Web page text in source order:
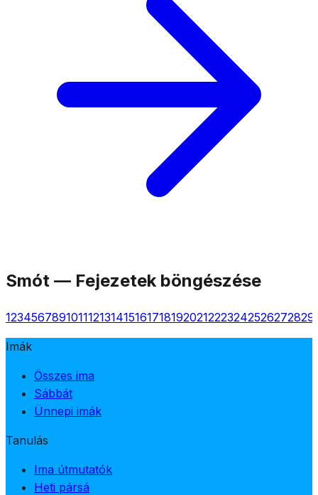
Smót — Fejezetek böngészése
1234567891011121314151617181920212223242526272829
Imák
Összes ima
Sábbát
Ünnepi imák
Tanulás
Ima útmutatók
Heti pársá